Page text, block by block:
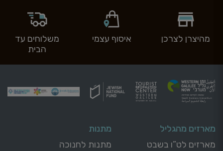
מהיצרן לצרכן איסוף עצמי
משלוחים עד
הבית
מארזים מהגליל
מארזים לט”ו בשבט
מתנות
מתנות לחנוכה